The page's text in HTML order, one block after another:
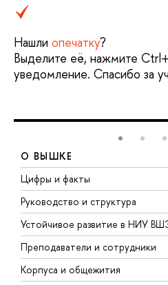
Нашли опечатку?
Выделите её, нажмите
уведомление. Спасибо за
О ВЫШКЕ
Цифры и факты
Руководство и структура
Устойчивое развитие в НИУ
Преподаватели и сотрудники
Корпуса и общежития